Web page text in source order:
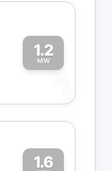
1.2
MW
1
1.6